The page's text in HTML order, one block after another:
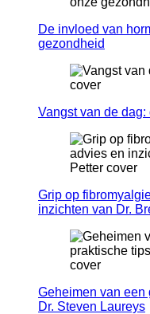
De invloed van
gezondheid
Vangst van de
Grip op
inzichten van Dr.
Geheimen van een
Dr. Steven Laureys